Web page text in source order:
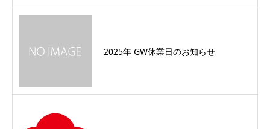
2025年 GW休業日のお知らせ